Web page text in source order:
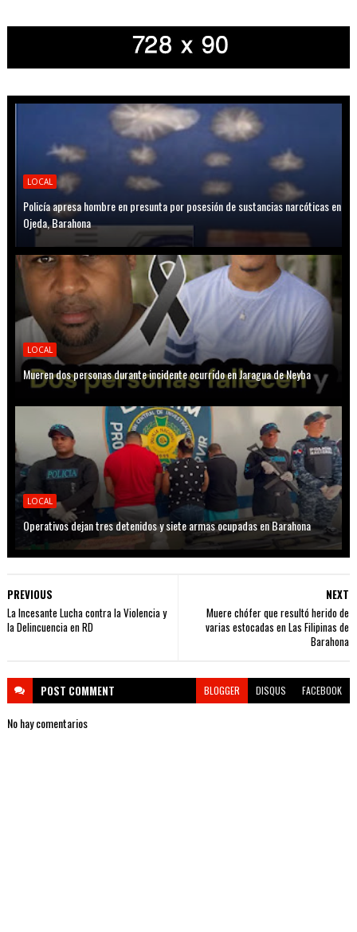
LOCAL
Policía apresa hombre en presunta por posesión de sustancias narcóticas en
Ojeda, Barahona
LOCAL
Mueren dos personas durante incidente ocurrido en Jaragua de Neyba
LOCAL
Operativos dejan tres detenidos y siete armas ocupadas en Barahona
NEXT
Muere chófer que resultó herido de
varias estocadas en Las Filipinas de
Barahona
PREVIOUS
La Incesante Lucha contra la Violencia y
la Delincuencia en RD
POST COMMENT BLOGGER DISQUS FACEBOOK
No hay comentarios